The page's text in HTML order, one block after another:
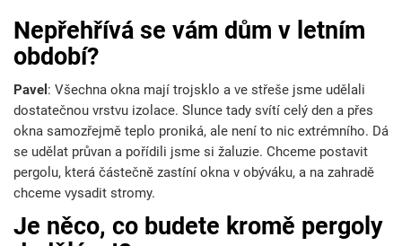
Nepřehřívá se vám dům v letním
období?
Pavel : Všechna okna mají trojsklo a ve střeše jsme udělali
dostatečnou vrstvu izolace. Slunce tady svítí celý den a přes
okna samozřejmě teplo proniká, ale není to nic extrémního. Dá
se udělat průvan a pořídili jsme si žaluzie. Chceme postavit
pergolu, která částečně zastíní okna v obýváku, a na zahradě
chceme vysadit stromy.
Je něco, co budete kromě pergoly